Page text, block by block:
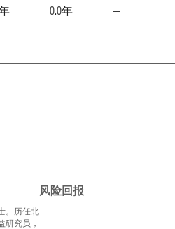
0.0年 —
。历任北
研究员，
风险回报